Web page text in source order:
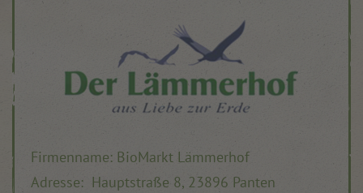
Firmenname: BioMarkt Lämmerhof
Adresse: Hauptstraße 8, 23896 Panten